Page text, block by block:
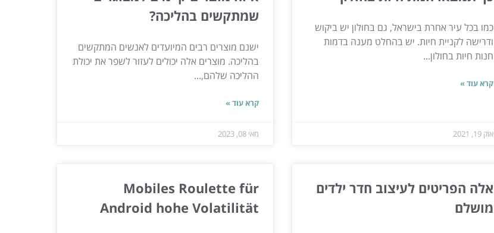
כמו בכל עיר אחרת בישראל, גם בחולון יש ביקוש
ודרישה לקניית חיות. יש בהחלט מענה בדמות
חנות חיות בחולון...
קרא עוד »
אוק 19, 2021
שמתקשים בהליכה?
ישנם מוצרים רבים המיועדים לאנשים המתקשים
בהליכה. מוצרים אלה יכולים לעזור לשפר את יכולת
ההליכה שלהם,...
קרא עוד »
מאי 08, 2023
אלה הפריטים לעיצוב חדר ילדים
מושלם
Mobiles Roulette für
Android hohe Volatilität